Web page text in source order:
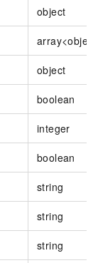
object
object
boolean
integer
boolean
string
string
string